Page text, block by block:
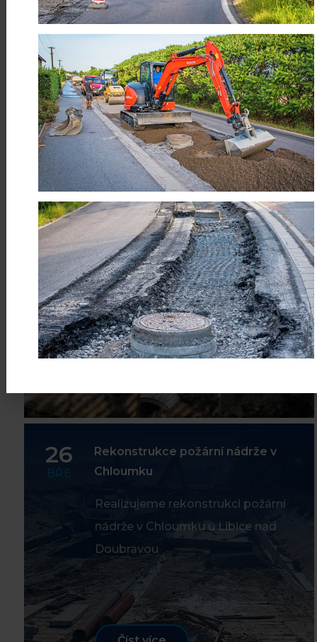
Číst více
10
DUB
Proměna veřejného prostoru v
Dříteči
Realizujeme úpravy veřejného
prostoru v obci Dříteč u Pardubic
26
BŘE
Rekonstrukce požární nádrže v
Chloumku
Realizujeme rekonstrukci požární
nádrže v Chloumku u Libice nad
Doubravou